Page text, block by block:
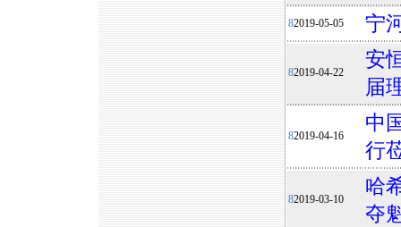
82019-05-05 宁
82019-04-22
安
届
82019-04-16
中
行
82019-03-10
哈
夺